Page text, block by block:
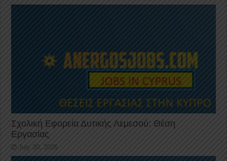
Σχολική Εφορεία Δυτικής Λεμεσού: Θέση
Εργασίας
July 20, 2026